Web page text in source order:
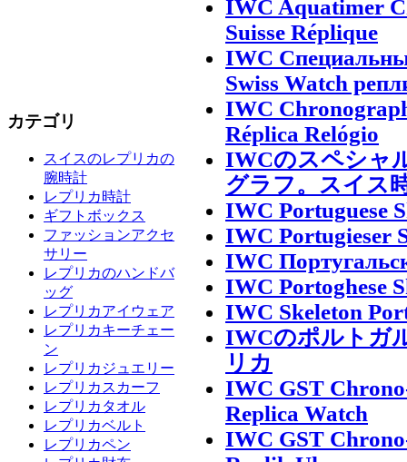
カテゴリ
スイスのレプリカの
腕時計
レプリカ時計
ギフトボックス
ファッションアクセ
サリー
レプリカのハンドバ
ッグ
レプリカアイウェア
レプリカキーチェー
ン
レプリカジュエリー
レプリカスカーフ
レプリカタオル
レプリカベルト
レプリカペン
IWC Aquatimer
Suisse Réplique
IWC
Swiss Watch
IWC
Réplica Relógio
IWCのスペシャ
グラフ。スイス
IWC Portuguese
IWC Portugieser
IWC
IWC Portoghese
IWC Skeleton
IWCのポルトガ
リカ
IWC GST
Replica Watch
IWC GST